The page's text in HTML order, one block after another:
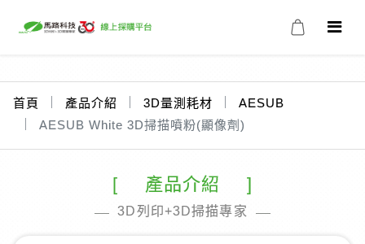
首頁 產品介紹 3D量測耗材
AESUB
AESUB White 3D掃描噴粉(顯像劑)
產品介紹
3D列印+3D掃描專家